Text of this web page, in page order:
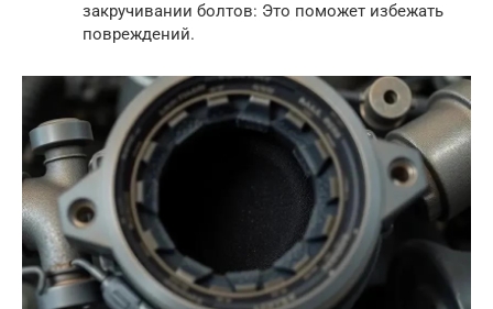
закручивании болтов: Это поможет избежать
повреждений.